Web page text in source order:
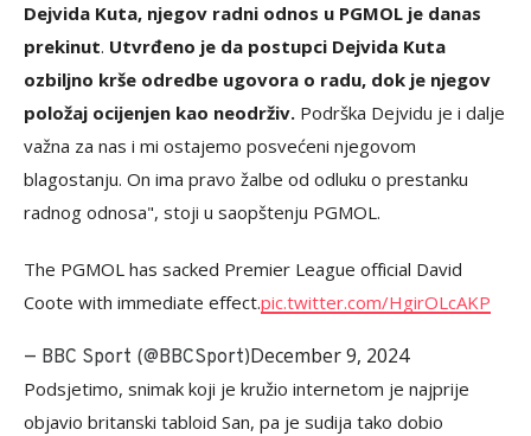
Dejvida Kuta, njegov radni odnos u PGMOL je danas
prekinut. Utvrđeno je da postupci Dejvida Kuta
ozbiljno krše odredbe ugovora o radu, dok je njegov
položaj ocijenjen kao neodrživ. Podrška Dejvidu je i dalje
važna za nas i mi ostajemo posvećeni njegovom
blagostanju. On ima pravo žalbe od odluku o prestanku
radnog odnosa", stoji u saopštenju PGMOL.
The PGMOL has sacked Premier League official David
Coote with immediate effect.pic.twitter.com/HgirOLcAKP
— BBC Sport (@BBCSport)December 9, 2024
Podsjetimo, snimak koji je kružio internetom je najprije
objavio britanski tabloid San, pa je sudija tako dobio